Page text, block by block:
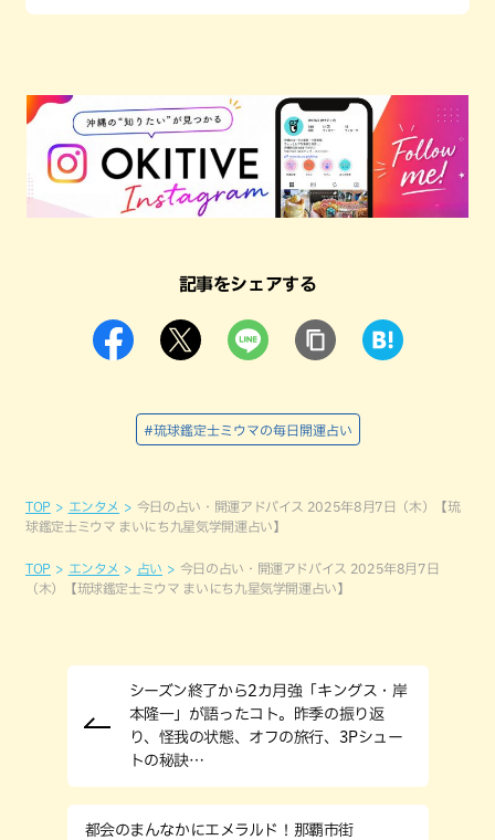
記事をシェアする
#琉球鑑定士ミウマの毎日開運占い
TOP エンタメ
今日の占い・開運アドバイス 2025年8月7日（木）【琉
球鑑定士ミウマ まいにち九星気学開運占い】
TOP エンタメ 占い
今日の占い・開運アドバイス 2025年8月7日
（木）【琉球鑑定士ミウマ まいにち九星気学開運占い】
シーズン終了から2カ月強「キングス・岸
本隆一」が語ったコト。昨季の振り返
り、怪我の状態、オフの旅行、3Pシュー
トの秘訣…
都会のまんなかにエメラルド！那覇市街